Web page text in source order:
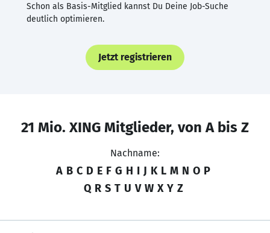
Schon als Basis-Mitglied kannst Du Deine Job-Suche
deutlich optimieren.
Jetzt registrieren
21 Mio. XING Mitglieder, von A bis Z
Nachname:
A B C D E F G H I J K L M N O P
Q R S T U V W X Y Z